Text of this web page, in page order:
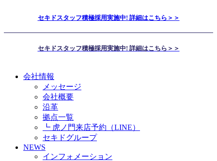
セキドスタッフ積極採用実施中! 詳細はこちら＞＞
セキドスタッフ積極採用実施中! 詳細はこちら＞＞
会社情報
メッセージ
会社概要
沿革
拠点一覧
┗ 虎ノ門来店予約（LINE）
セキドグループ
NEWS
インフォメーション